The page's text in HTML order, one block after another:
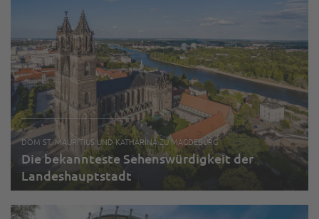
DOM ST. MAURITIUS UND KATHARINA ZU MAGDEBURG
Die bekannteste Sehenswürdigkeit der
Landeshauptstadt